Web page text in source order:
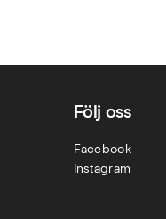
Följ oss
Facebook
Instagram